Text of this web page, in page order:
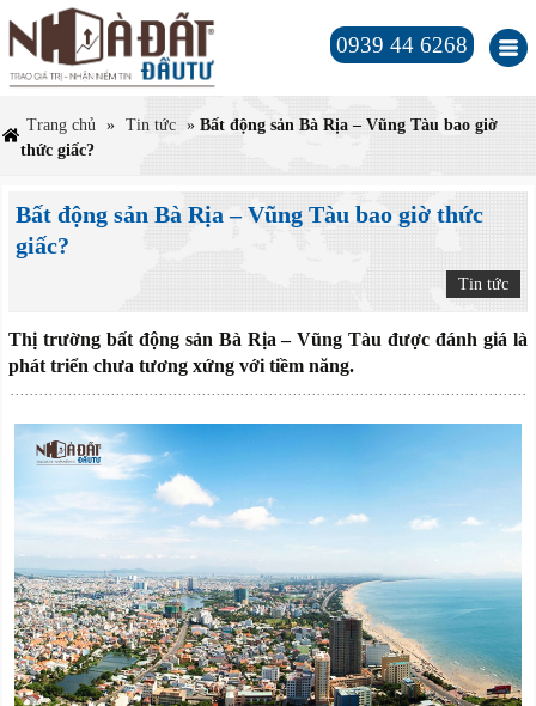
0939 44 6268
Trang chủ » Tin tức »Bất động sản Bà Rịa – Vũng Tàu bao giờ
thức giấc?
Bất động sản Bà Rịa – Vũng Tàu bao giờ thức
giấc?
Tin tức
Thị trường bất động sản Bà Rịa – Vũng Tàu được đánh giá là
phát triển chưa tương xứng với tiềm năng.